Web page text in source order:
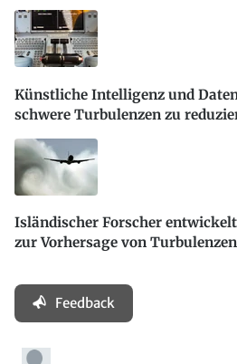
Künstliche Intelligenz und
schwere Turbulenzen zu
Isländischer Forscher
zur Vorhersage von Turbulenzen
Feedback